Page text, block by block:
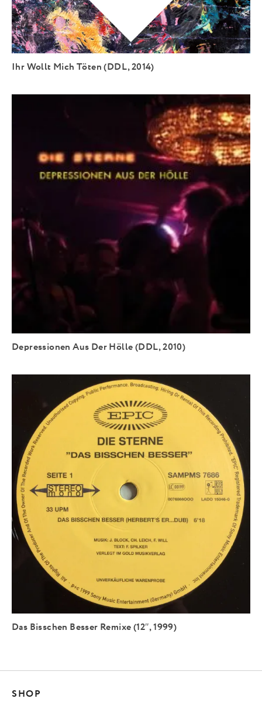
Ihr Wollt Mich Töten (DDL, 2014)
Depressionen Aus Der Hölle (DDL, 2010)
Das Bisschen Besser Remixe (12″, 1999)
SHOP